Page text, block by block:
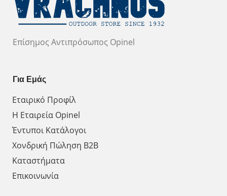
Επίσημος Αντιπρόσωπος Opinel
Για Εμάς
Εταιρικό Προφίλ
Η Εταιρεία Opinel
Έντυποι Κατάλογοι
Χονδρική Πώληση Β2Β
Καταστήματα
Επικοινωνία